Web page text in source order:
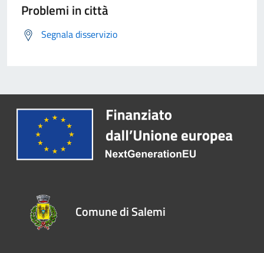
Problemi in città
Segnala disservizio
Comune di Salemi